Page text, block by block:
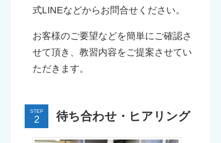
式LINEなどからお問合せください。
お客様のご要望などを簡単にご確認さ
せて頂き、教習内容をご提案させてい
ただきます。
STEP 待ち合わせ・ヒアリング